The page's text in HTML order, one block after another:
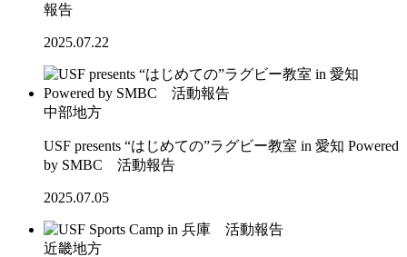
報告
2025.07.22
中部地方
USF presents “はじめての”ラグビー教室 in 愛知 Powered
by SMBC 活動報告
2025.07.05
近畿地方